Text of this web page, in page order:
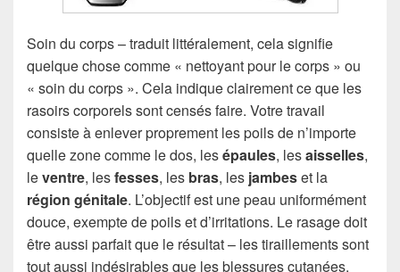
Soin du corps – traduit littéralement, cela signifie
quelque chose comme « nettoyant pour le corps » ou
« soin du corps ». Cela indique clairement ce que les
rasoirs corporels sont censés faire. Votre travail
consiste à enlever proprement les poils de n’importe
quelle zone comme le dos, lesépaules, lesaisselles,
leventre, lesfesses, les bras, les jambeset la
région génitale. L’objectif est une peau uniformément
douce, exempte de poils et d’irritations. Le rasage doit
être aussi parfait que le résultat – les tiraillements sont
tout aussi indésirables que les blessures cutanées.